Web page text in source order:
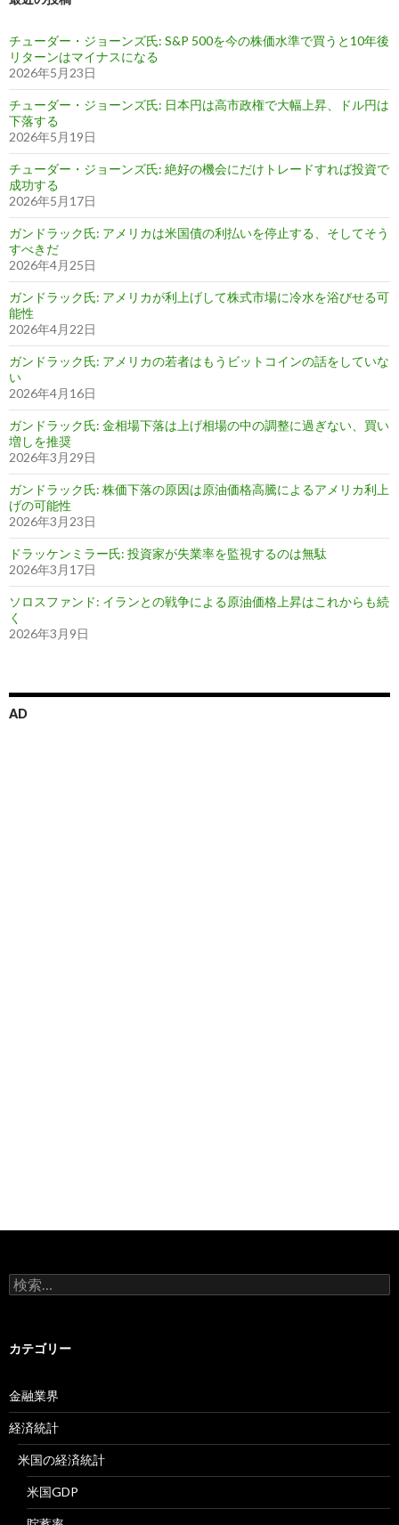
チューダー・ジョーンズ氏: S&P 500を今の株価水準で買うと10年後
リターンはマイナスになる
2026年5月23日
チューダー・ジョーンズ氏: 日本円は高市政権で大幅上昇、ドル円は
下落する
2026年5月19日
チューダー・ジョーンズ氏: 絶好の機会にだけトレードすれば投資で
成功する
2026年5月17日
ガンドラック氏: アメリカは米国債の利払いを停止する、そしてそう
すべきだ
2026年4月25日
ガンドラック氏: アメリカが利上げして株式市場に冷水を浴びせる可
能性
2026年4月22日
ガンドラック氏: アメリカの若者はもうビットコインの話をしていな
い
2026年4月16日
ガンドラック氏: 金相場下落は上げ相場の中の調整に過ぎない、買い
増しを推奨
2026年3月29日
ガンドラック氏: 株価下落の原因は原油価格高騰によるアメリカ利上
げの可能性
2026年3月23日
ドラッケンミラー氏: 投資家が失業率を監視するのは無駄
2026年3月17日
ソロスファンド: イランとの戦争による原油価格上昇はこれからも続
く
2026年3月9日
AD
検
索:
カテゴリー
金融業界
経済統計
米国の経済統計
米国GDP